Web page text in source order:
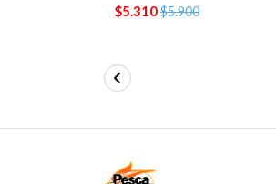
$5.310$5.900